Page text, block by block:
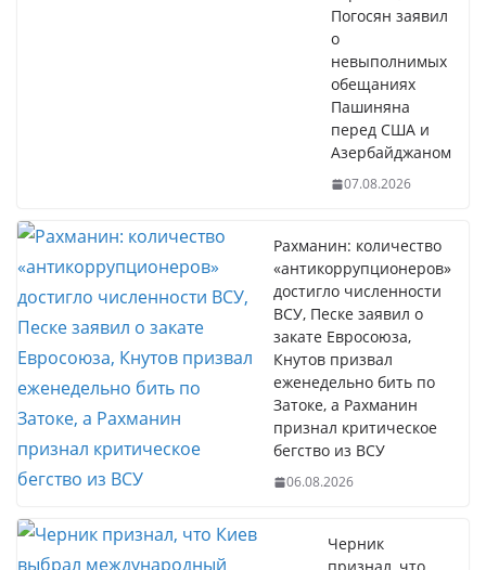
Погосян заявил
о
невыполнимых
обещаниях
Пашиняна
перед США и
Азербайджаном
07.08.2026
Рахманин: количество
«антикоррупционеров»
достигло численности
ВСУ, Песке заявил о
закате Евросоюза,
Кнутов призвал
еженедельно бить по
Затоке, а Рахманин
признал критическое
бегство из ВСУ
06.08.2026
Черник